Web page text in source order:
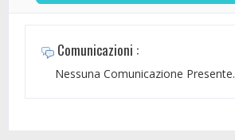
Comunicazioni :
Nessuna Comunicazione Presente.